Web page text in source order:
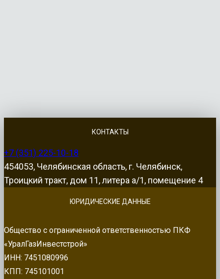
КОНТАКТЫ
+7 (351) 225-10-18
454053, Челябинская область, г. Челябинск,
Троицкий тракт, дом 11, литера а/1, помещение 4
ЮРИДИЧЕСКИЕ ДАННЫЕ
Общество с ограниченной ответственностью ПКФ
«УралГазИнвестстрой»
ИНН: 7451080996
КПП: 745101001